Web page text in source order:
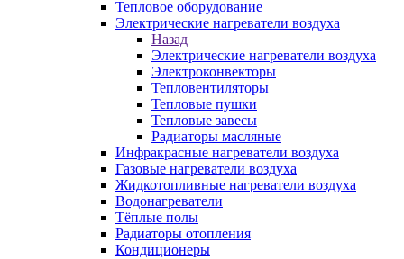
Тепловое оборудование
Электрические нагреватели воздуха
Назад
Электрические нагреватели воздуха
Электроконвекторы
Тепловентиляторы
Тепловые пушки
Тепловые завесы
Радиаторы масляные
Инфракрасные нагреватели воздуха
Газовые нагреватели воздуха
Жидкотопливные нагреватели воздуха
Водонагреватели
Тёплые полы
Радиаторы отопления
Кондиционеры